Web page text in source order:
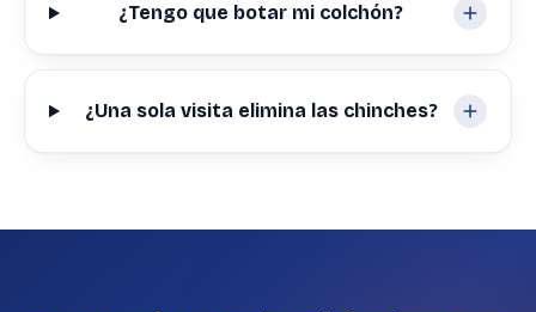
¿Tengo que botar mi colchón?
¿Una sola visita elimina las chinches?